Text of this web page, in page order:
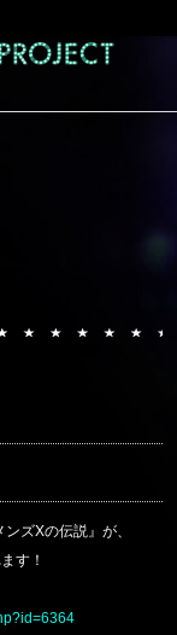
ズXの伝説』が、
す！